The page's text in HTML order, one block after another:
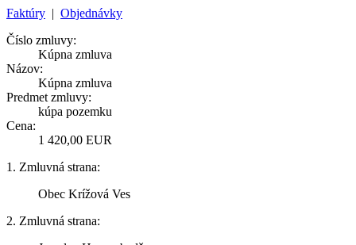
Faktúry | Objednávky
Číslo zmluvy:
Kúpna zmluva
Názov:
Kúpna zmluva
Predmet zmluvy:
kúpa pozemku
Cena:
1 420,00 EUR
1. Zmluvná strana:
Obec Krížová Ves
2. Zmluvná strana: